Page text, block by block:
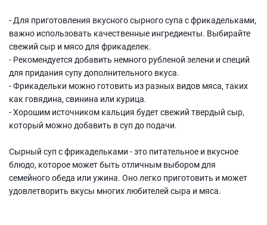
- Для приготовления вкусного сырного супа с фрикадельками,
важно использовать качественные ингредиенты. Выбирайте
свежий сыр и мясо для фрикаделек.
- Рекомендуется добавить немного рубленой зелени и специй
для придания супу дополнительного вкуса.
- Фрикадельки можно готовить из разных видов мяса, таких
как говядина, свинина или курица.
- Хорошим источником кальция будет свежий твердый сыр,
который можно добавить в суп до подачи.
Сырный суп с фрикадельками - это питательное и вкусное
блюдо, которое может быть отличным выбором для
семейного обеда или ужина. Оно легко приготовить и может
удовлетворить вкусы многих любителей сыра и мяса.